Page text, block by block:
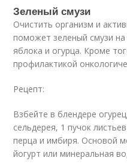
Зеленый смузи
Очистить организм и
поможет зеленый смузи
яблока и огурца. Кроме
профилактикой
Рецепт:
Взбейте в блендере
сельдерея, 1 пучок
перца и имбиря. Основой
йогурт или минеральная